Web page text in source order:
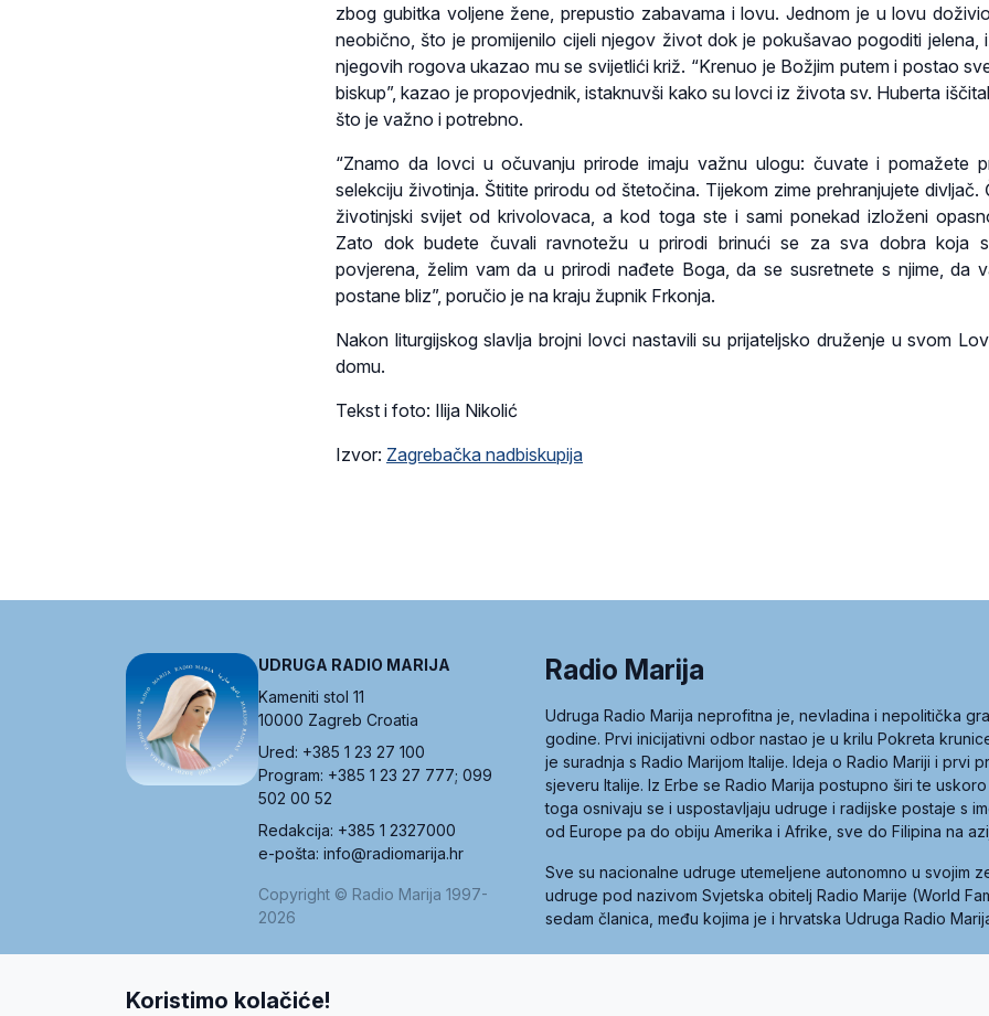
zbog gubitka voljene žene, prepustio zabavama i lovu. Jednom je u lovu
neobično, što je promijenilo cijeli njegov život dok je pokušavao pogoditi jelena,
njegovih rogova ukazao mu se svijetlići križ. “Krenuo je Božjim putem i postao
biskup”, kazao je propovjednik, istaknuvši kako su lovci iz života sv. Huberta
što je važno i potrebno.
“Znamo da lovci u očuvanju prirode imaju važnu ulogu: čuvate i pomažete
selekciju životinja. Štitite prirodu od štetočina. Tijekom zime prehranjujete divljač.
životinjski svijet od krivolovaca, a kod toga ste i sami ponekad izloženi
Zato dok budete čuvali ravnotežu u prirodi brinući se za sva dobra koja
povjerena, želim vam da u prirodi nađete Boga, da se susretnete s njime, da
postane bliz”, poručio je na kraju župnik Frkonja.
Nakon liturgijskog slavlja brojni lovci nastavili su prijateljsko druženje u svom
domu.
Tekst i foto: Ilija Nikolić
Izvor: Zagrebačka nadbiskupija
UDRUGA RADIO MARIJA
Kameniti stol 11
10000 Zagreb Croatia
Ured: +385 1 23 27 100
Program: +385 1 23 27 777; 099
502 00 52
Redakcija: +385 1 2327000
e-pošta: info@radiomarija.hr
Copyright © Radio Marija 1997-
2026
Radio Marija
Udruga Radio Marija neprofitna je, nevladina i nepolitička
godine. Prvi inicijativni odbor nastao je u krilu Pokreta
je suradnja s Radio Marijom Italije. Ideja o Radio Mariji i prvi
sjeveru Italije. Iz Erbe se Radio Marija postupno širi te
toga osnivaju se i uspostavljaju udruge i radijske postaje s
od Europe pa do obiju Amerika i Afrike, sve do Filipina na
Sve su nacionalne udruge utemeljene autonomno u svojim
udruge pod nazivom Svjetska obitelj Radio Marije (World
sedam članica, među kojima je i hrvatska Udruga Radio
Koristimo kolačiće!